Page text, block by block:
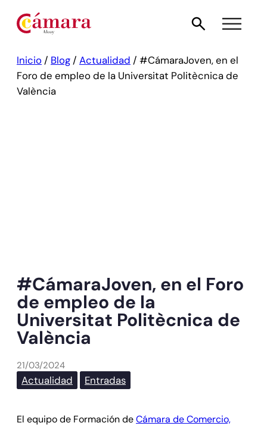
Inicio / Blog / Actualidad / #CámaraJoven, en el
Foro de empleo de la Universitat Politècnica de
València
#CámaraJoven, en el Foro
de empleo de la
Universitat Politècnica de
València
21/03/2024
Actualidad Entradas
El equipo de Formación deCámara de Comercio,